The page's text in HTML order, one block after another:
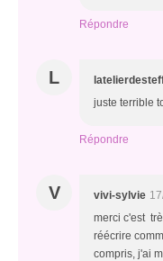
Répondre
L
juste terrible
Répondre
V vivi-sylvie
merci c'est
réécrire
compris, j'ai